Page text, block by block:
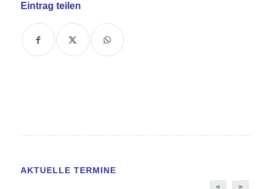
Eintrag teilen
AKTUELLE TERMINE
< >